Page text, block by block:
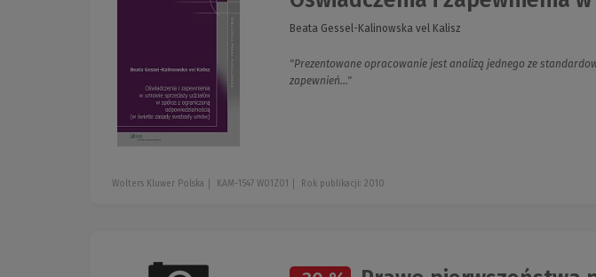
Beata Gessel-Kalinowska vel Kalisz
"Prezentowane opracowanie jest analizą jednego ze
zapewnień..."
Wolters Kluwer Polska KAM-1547 W01Z01 Rok publikacji: 2010